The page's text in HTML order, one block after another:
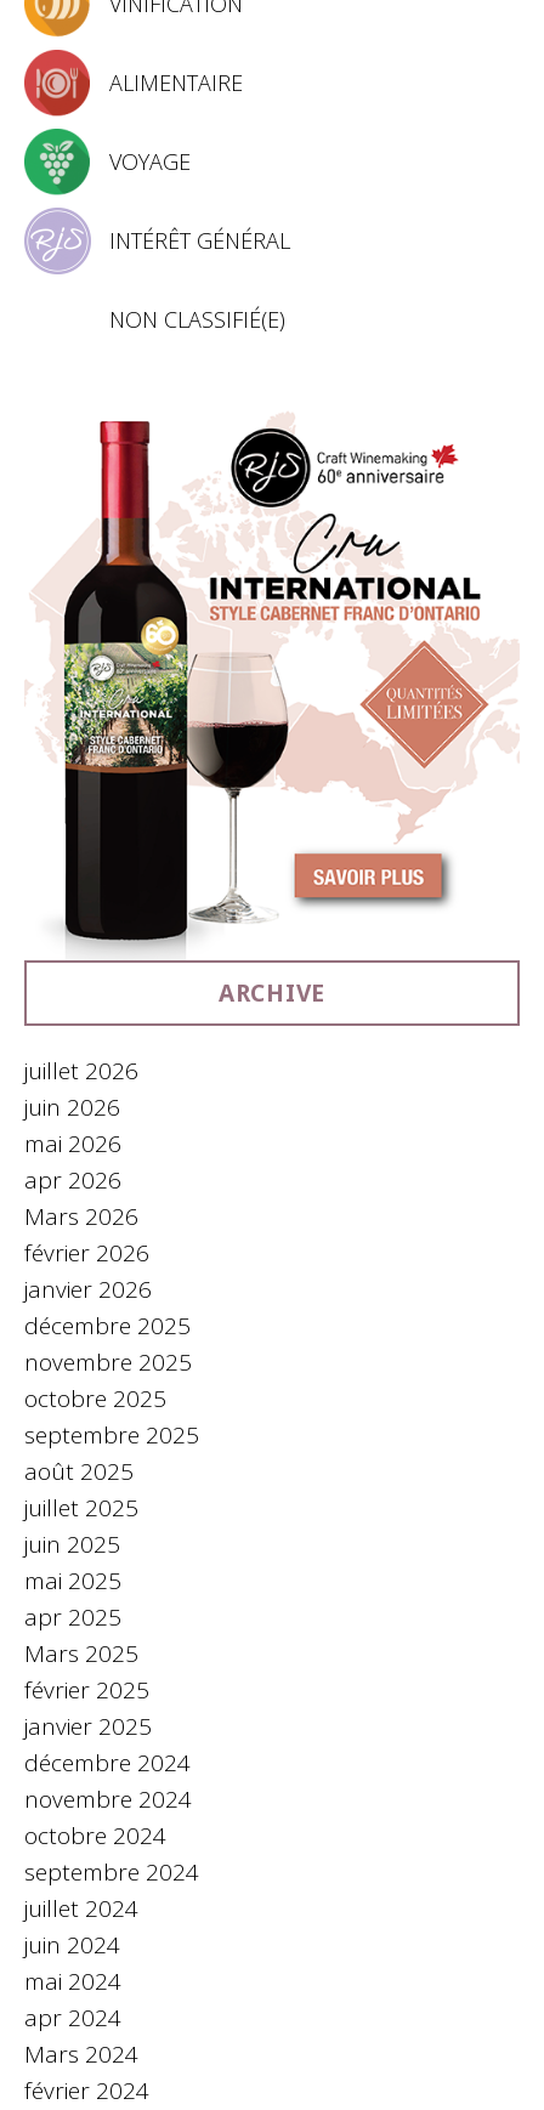
ALIMENTAIRE
VOYAGE
INTÉRÊT GÉNÉRAL
NON CLASSIFIÉ(E)
ARCHIVE
juillet 2026
juin 2026
mai 2026
apr 2026
Mars 2026
février 2026
janvier 2026
décembre 2025
novembre 2025
octobre 2025
septembre 2025
août 2025
juillet 2025
juin 2025
mai 2025
apr 2025
Mars 2025
février 2025
janvier 2025
décembre 2024
novembre 2024
octobre 2024
septembre 2024
juillet 2024
juin 2024
mai 2024
apr 2024
Mars 2024
février 2024